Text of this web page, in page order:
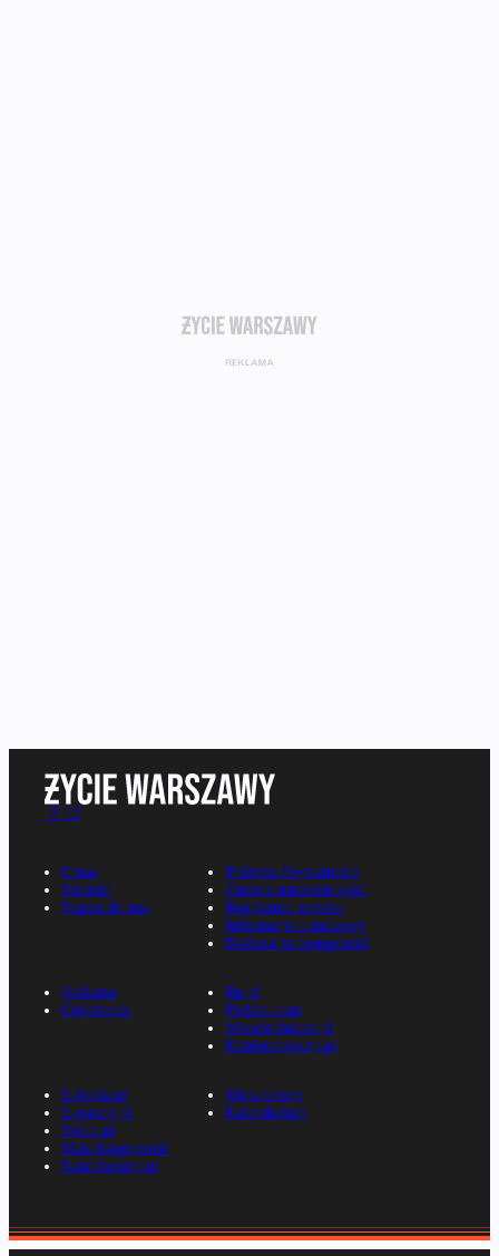
O nas
Kontakt
Napisz do nas
Polityka Prywatności
Zmiana ustawień zgód
Regulamin serwisu
Informacje o nadawcy
Deklaracja dostępności
Reklama
Ogłoszenia
Rp.pl
Parkiet.com
Wiescirolnicze.pl
Konferencje.rp.pl
E-kiosk.pl
E-gazety.pl
Nexto.pl
Mała księgowość
Kancelarierp.pl
Mapa strony
Kalendarium